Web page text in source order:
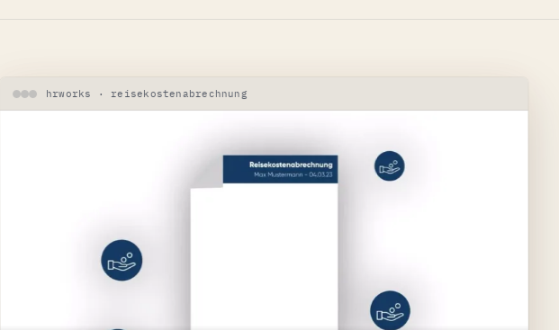
hrworks · reisekostenabrechnung